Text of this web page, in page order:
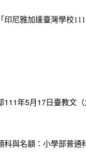
印尼雅加達臺灣學校111
111年5月 17 日臺教文
科與名額：小學部普通